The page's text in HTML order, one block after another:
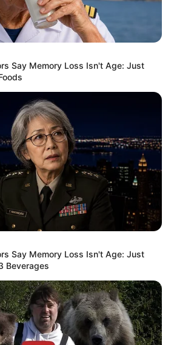
Anti
Konyol
Malam
yang Bikin
Say Memory Loss Isn't Age: Just
Say Memory Loss Isn't Age: Just
Beverages